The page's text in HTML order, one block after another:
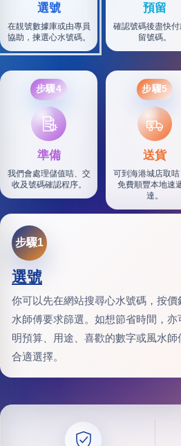
選號
在靚號數據庫或由專員
協助，揀選心水號碼。
預留
確認號碼後盡快付
留號碼。
步驟4
準備
我們會處理儲值咭、交
收及號碼確認程序。
步驟5
SF
送貨
可到海港城店取咭
免費順豐本地速
達。
步驟1
選號
你可以先在網站搜尋心水號碼，按
水師傅要求篩選。如想節省時間，
明預算、用途、喜歡的數字或風水
合適選擇。